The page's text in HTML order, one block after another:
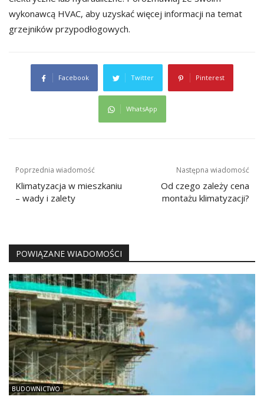
wykonawcą HVAC, aby uzyskać więcej informacji na temat
grzejników przypodłogowych.
Facebook Twitter Pinterest
WhatsApp
Nawigacja
wpisu
Poprzednia wiadomość
Klimatyzacja w mieszkaniu
– wady i zalety
Następna wiadomość
Od czego zależy cena
montażu klimatyzacji?
POWIĄZANE WIADOMOŚCI
BUDOWNICTWO